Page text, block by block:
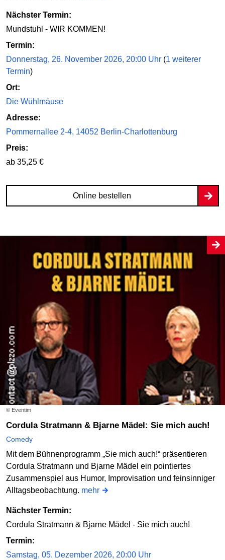
Nächster Termin:
Mundstuhl - WIR KOMMEN!
Termin:
Donnerstag, 26. November 2026, 20:00 Uhr (1 weiterer
Termin)
Ort:
Die Wühlmäuse
Adresse:
Pommernallee 2-4, 14052 Berlin-Charlottenburg
Preis:
ab 35,25 €
Online bestellen
© Eventim
Cordula Stratmann & Bjarne Mädel: Sie mich auch!
Comedy
Mit dem Bühnenprogramm „Sie mich auch!“ präsentieren
Cordula Stratmann und Bjarne Mädel ein pointiertes
Zusammenspiel aus Humor, Improvisation und feinsinniger
Alltagsbeobachtung. mehr
Nächster Termin:
Cordula Stratmann & Bjarne Mädel - Sie mich auch!
Termin:
Samstag, 05. Dezember 2026, 20:00 Uhr